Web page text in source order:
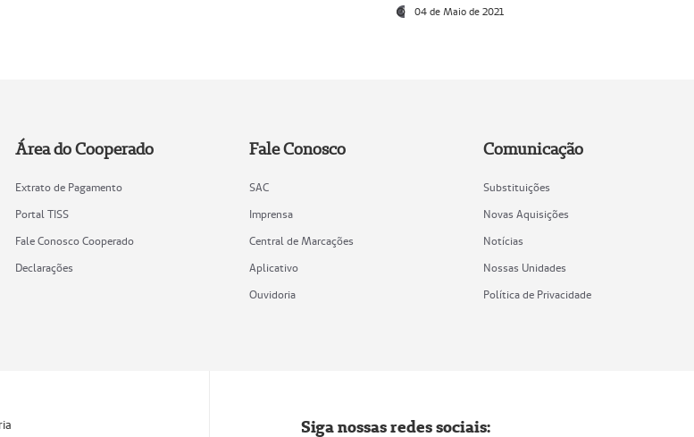
04 de Maio de 2021
Área do Cooperado
Extrato de Pagamento
Portal TISS
Fale Conosco Cooperado
Declarações
Fale Conosco
SAC
Imprensa
Central de Marcações
Aplicativo
Ouvidoria
Comunicação
Substituições
Novas Aquisições
Notícias
Nossas Unidades
Política de Privacidade
Siga nossas redes sociais: